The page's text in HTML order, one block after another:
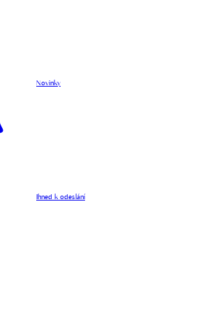
Novinky
Ihned k odeslání